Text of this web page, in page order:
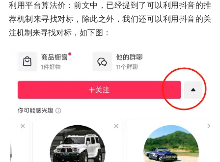
利用平台算法价：前文中，已经提到了可以利用抖音的推
荐机制来寻找对标，除此之外，我们还可以利用抖音的关
注机制来寻找对标，如下图：